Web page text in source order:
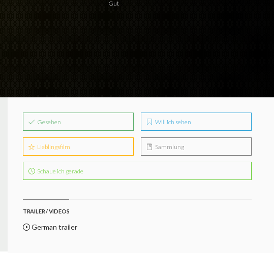
Gut
Gesehen Will ich sehen
Lieblingsfilm Sammlung
Schaue ich gerade
TRAILER / VIDEOS
German trailer